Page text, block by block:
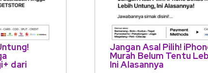
dari
Jangan Asal Pilih!
Murah Belum Tentu
Ini Alasannya